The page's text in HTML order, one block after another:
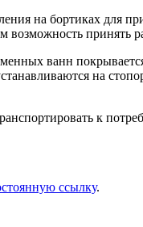
на бортиках для
возможность принять
ванн
на
к
ссылку.